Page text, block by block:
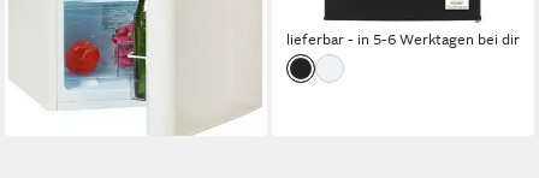
mtl. in 12 Raten
lieferbar - in 4-5 Werktagen bei dir
-30%
lieferbar - in 5-6 Werktagen bei dir